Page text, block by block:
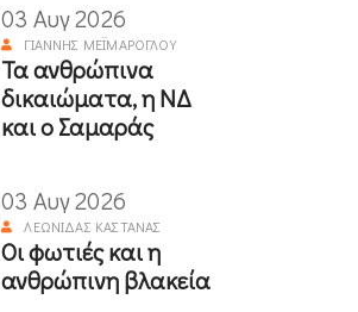
03 Αυγ 2026
ΓΙΆΝΝΗΣ ΜΕΪΜΆΡΟΓΛΟΥ
Τα ανθρώπινα
δικαιώματα, η ΝΔ
και ο Σαμαράς
03 Αυγ 2026
ΛΕΩΝΊΔΑΣ ΚΑΣΤΑΝΆΣ
Οι φωτιές και η
ανθρώπινη βλακεία